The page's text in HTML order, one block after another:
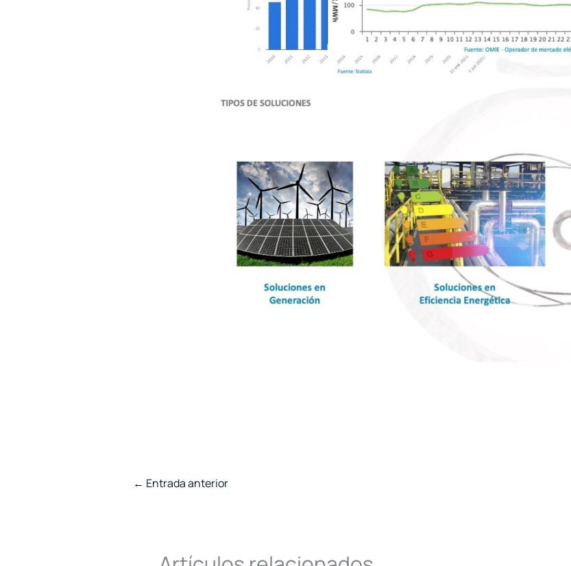
← Entrada anterior